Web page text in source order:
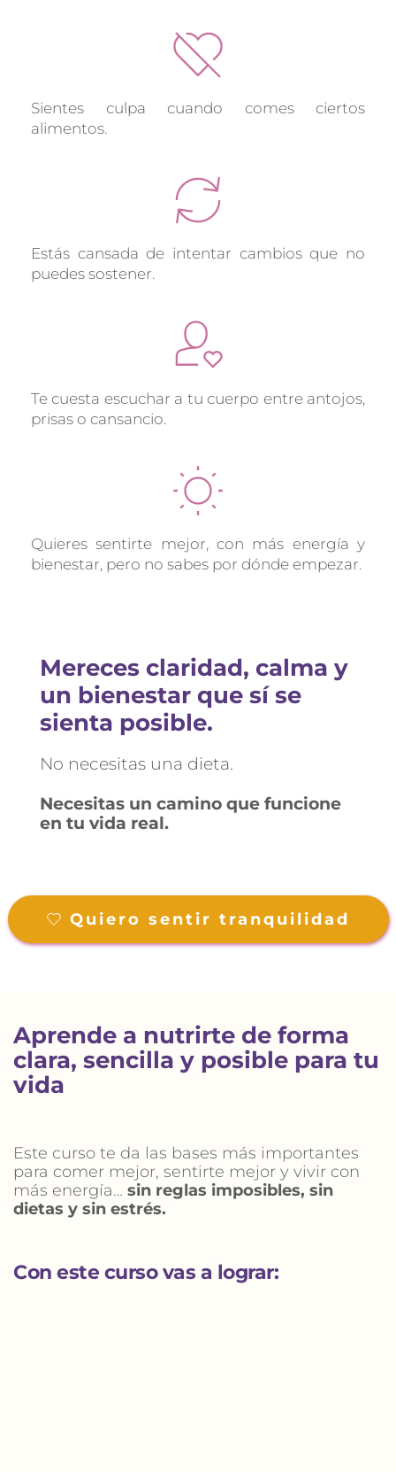
Sientes culpa cuando comes ciertos
alimentos.
Estás cansada de intentar cambios que no
puedes sostener.
Te cuesta escuchar a tu cuerpo entre antojos,
prisas o cansancio.
Quieres sentirte mejor, con más energía y
bienestar, pero no sabes por dónde empezar.
Mereces claridad, calma y
un bienestar que sí se
sienta posible.
No necesitas una dieta.
Necesitas un camino que funcione
en tu vida real.
Quiero sentir tranquilidad
Aprende a nutrirte de forma
clara, sencilla y posible para tu
vida
Este curso te da las bases más importantes
para comer mejor, sentirte mejor y vivir con
más energía… sin reglas imposibles, sin
dietas y sin estrés.
Con este curso vas a lograr: